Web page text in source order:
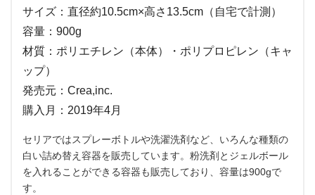
サイズ：直径約10.5cm×高さ13.5cm（自宅で計測）
容量：900g
材質：ポリエチレン（本体）・ポリプロピレン（キャ
ップ）
発売元：Crea,inc.
購入月：2019年4月
セリアではスプレーボトルや洗濯洗剤など、いろんな種類の
白い詰め替え容器を販売しています。粉洗剤とジェルボール
を入れることができる容器も販売しており、容量は900gで
す。